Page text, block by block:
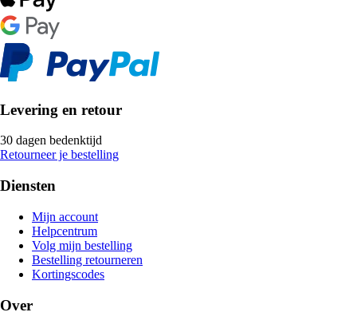
Levering en retour
30 dagen bedenktijd
Retourneer je bestelling
Diensten
Mijn account
Helpcentrum
Volg mijn bestelling
Bestelling retourneren
Kortingscodes
Over